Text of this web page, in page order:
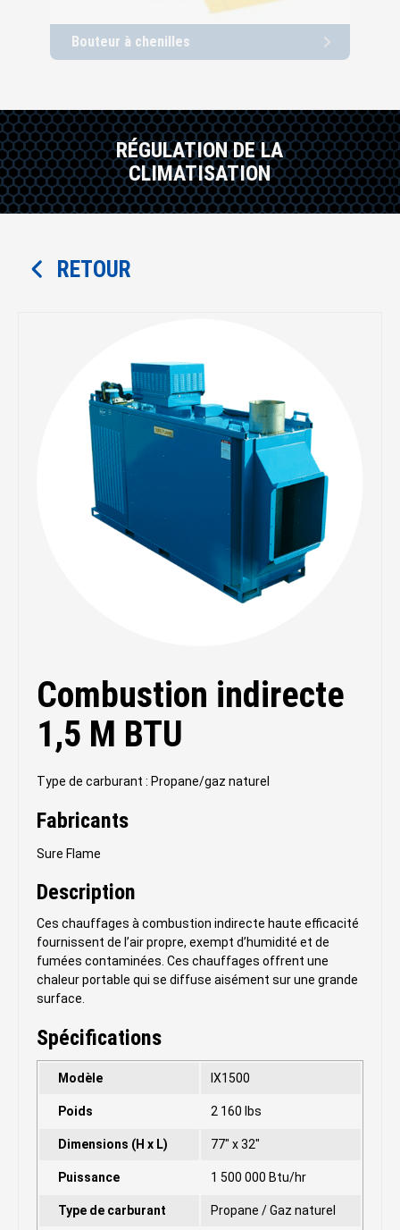
Bouteur à chenilles
RÉGULATION DE LA
CLIMATISATION
RETOUR
Combustion indirecte
1,5 M BTU
Type de carburant : Propane/gaz naturel
Fabricants
Sure Flame
Description
Ces chauffages à combustion indirecte haute efficacité
fournissent de l’air propre, exempt d’humidité et de
fumées contaminées. Ces chauffages offrent une
chaleur portable qui se diffuse aisément sur une grande
surface.
Spécifications
Modèle IX1500
Poids 2 160 lbs
Dimensions (H x L) 77" x 32"
Puissance 1 500 000 Btu/hr
Type de carburant Propane / Gaz naturel